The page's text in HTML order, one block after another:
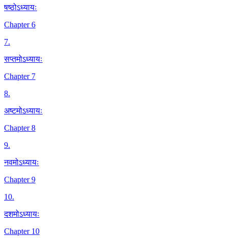
षष्ठोऽध्यायः
Chapter 6
7.
सप्तमोऽध्यायः
Chapter 7
8.
अष्टमोऽध्यायः
Chapter 8
9.
नवमोऽध्यायः
Chapter 9
10.
दशमोऽध्यायः
Chapter 10